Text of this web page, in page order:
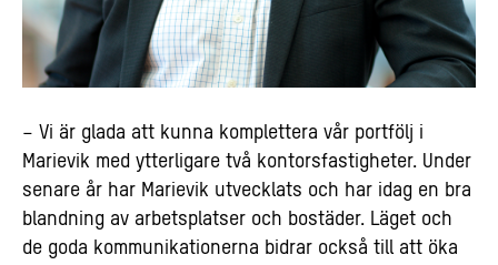
– Vi är glada att kunna komplettera vår portfölj i
Marievik med ytterligare två kontorsfastigheter. Under
senare år har Marievik utvecklats och har idag en bra
blandning av arbetsplatser och bostäder. Läget och
de goda kommunikationerna bidrar också till att öka